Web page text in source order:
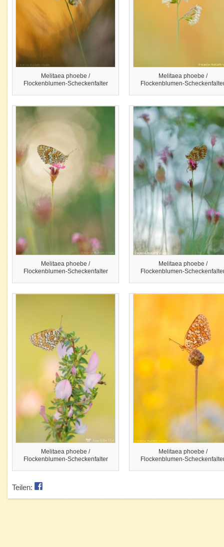
Melitaea phoebe /
Flockenblumen-Scheckenfalter
Melitaea phoebe /
Flockenblumen-
Melitaea phoebe /
Flockenblumen-Scheckenfalter
Melitaea phoebe /
Flockenblumen-
Melitaea phoebe /
Flockenblumen-Scheckenfalter
Melitaea phoebe /
Flockenblumen-
Teilen: